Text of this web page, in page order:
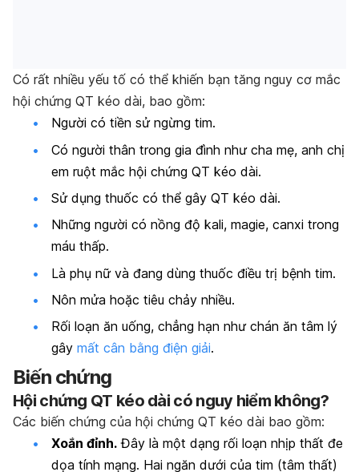
Có rất nhiều yếu tố có thể khiến bạn tăng nguy cơ mắc
hội chứng QT kéo dài, bao gồm:
Người có tiền sử ngừng tim.
Có người thân trong gia đình như cha mẹ, anh chị
em ruột mắc hội chứng QT kéo dài.
Sử dụng thuốc có thể gây QT kéo dài.
Những người có nồng độ kali, magie, canxi trong
máu thấp.
Là phụ nữ và đang dùng thuốc điều trị bệnh tim.
Nôn mửa hoặc tiêu chảy nhiều.
Rối loạn ăn uống, chẳng hạn như chán ăn tâm lý
gây mất cân bằng điện giải.
Biến chứng
Hội chứng QT kéo dài có nguy hiểm không?
Các biến chứng của hội chứng QT kéo dài bao gồm:
Xoắn đỉnh. Đây là một dạng rối loạn nhịp thất đe
dọa tính mạng. Hai ngăn dưới của tim (tâm thất)